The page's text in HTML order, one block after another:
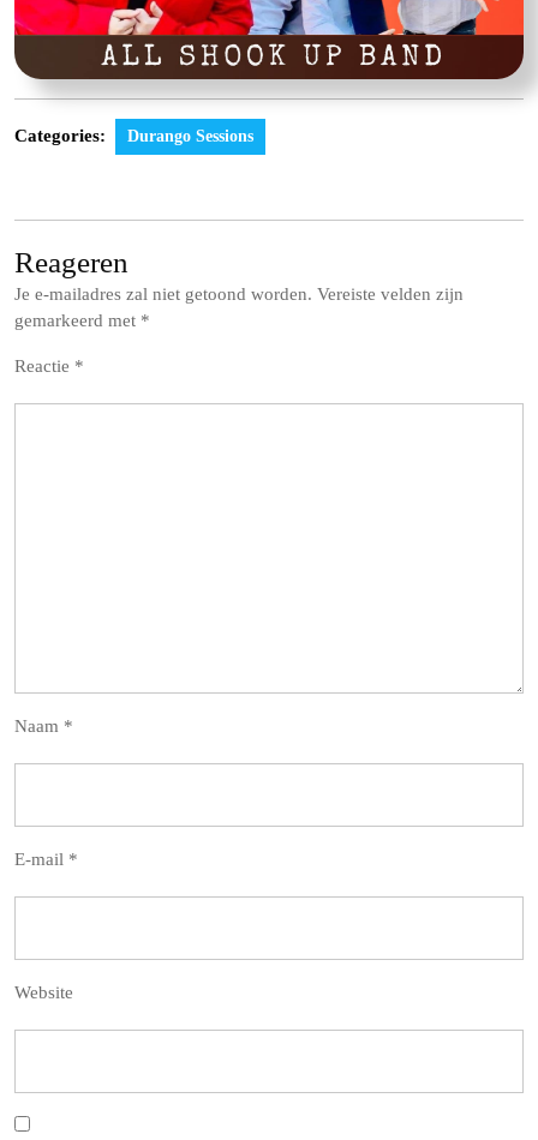
Categories: Durango Sessions
Reageren
Je e-mailadres zal niet getoond worden. Vereiste velden zijn
gemarkeerd met *
Reactie *
Naam *
E-mail *
Website